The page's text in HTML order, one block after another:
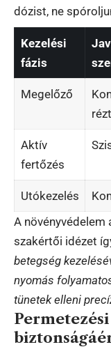
dózist, ne
Kezelési
fázis
Megelőző
Aktív
fertőzés
Utókezelés
A
szakértői idézet
betegség
nyomás
tünetek elleni